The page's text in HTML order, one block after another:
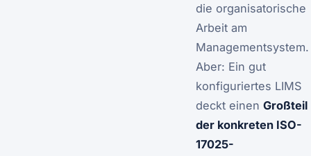
die organisatorische
Arbeit am
Managementsystem.
Aber: Ein gut
konfiguriertes LIMS
deckt einen Großteil
der konkreten ISO-
17025-